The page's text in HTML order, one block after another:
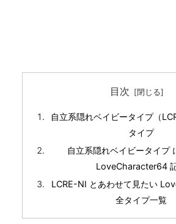
目次
自立系隠れベイビータイプ（
タイプ
自立系隠れベイビータイプ
LoveCharacter64
LCRE-NI とあわせて見たい
全タイプ一覧